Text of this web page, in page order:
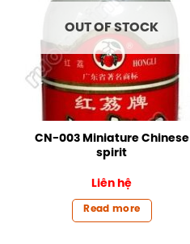
OUT OF STOCK
CN-003 Miniature Chinese
spirit
Liên hệ
Read more